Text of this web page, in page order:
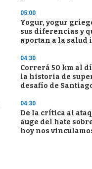
05:00
Yogur, yogur
sus diferencias y
aportan a la salud
04:30
Correrá 50 km al
la historia de
desafío de
04:30
De la crítica al
auge del hate
hoy nos